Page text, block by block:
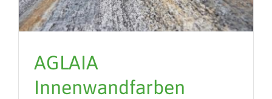
AGLAIA
Innenwandfarben